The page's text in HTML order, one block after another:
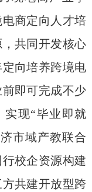
商定向人才培
共同开发核心
向培养跨境电
即可完成不少
实现“毕业即就
市域产教联合
校企资源构建
共建开放型跨